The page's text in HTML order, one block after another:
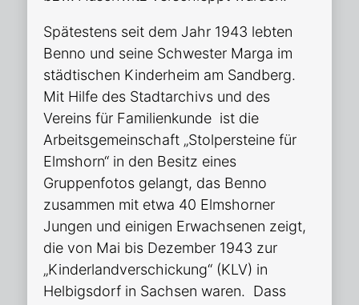
Spätestens seit dem Jahr 1943 lebten
Benno und seine Schwester Marga im
städtischen Kinderheim am Sandberg.
Mit Hilfe des Stadtarchivs und des
Vereins für Familienkunde ist die
Arbeitsgemeinschaft „Stolpersteine für
Elmshorn“ in den Besitz eines
Gruppenfotos gelangt, das Benno
zusammen mit etwa 40 Elmshorner
Jungen und einigen Erwachsenen zeigt,
die von Mai bis Dezember 1943 zur
„Kinderlandverschickung“ (KLV) in
Helbigsdorf in Sachsen waren. Dass